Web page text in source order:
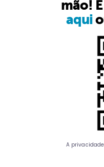
mão!
aqui
A